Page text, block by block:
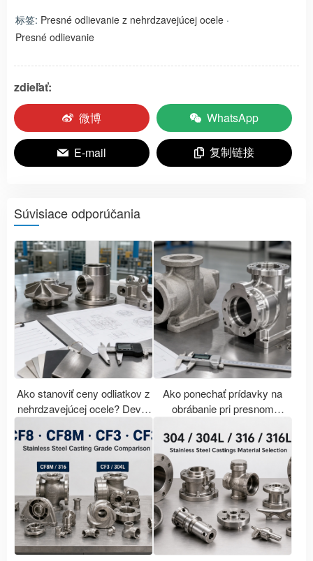
标签: Presné odlievanie z nehrdzavejúcej ocele ·
Presné odlievanie
zdieľať:
微博
WhatsApp
E-mail 复制链接
Súvisiace odporúčania
Ako stanoviť ceny odliatkov z
nehrdzavejúcej ocele? Deväť
presných odliatkov a zoznam
požadovaných dokumentov
pre cenové otázky.
Ako ponechať prídavky na
obrábanie pri presnom
rozmerovým návrhom
odliatkov z nehrdzavejúcej
ocele od polotovaru až po
CNC hotový výrobok.